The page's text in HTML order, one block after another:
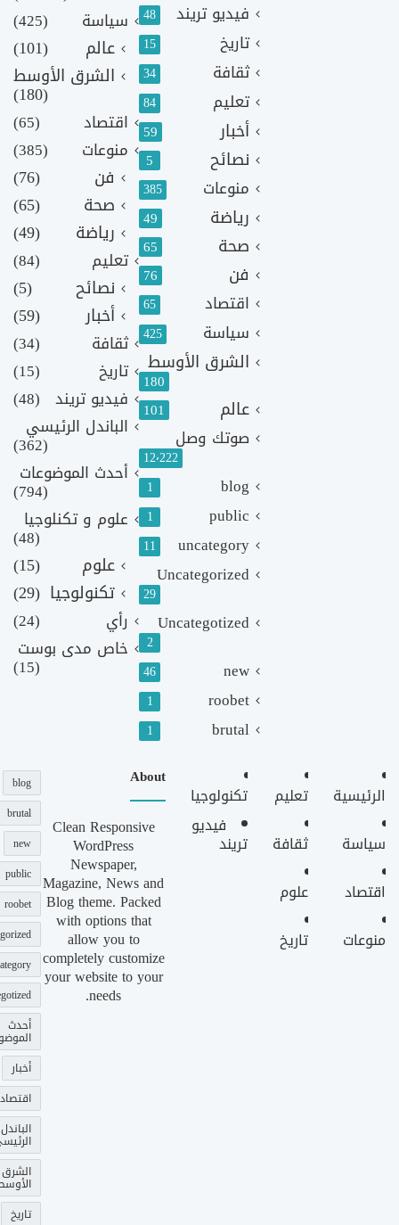
فيديو تريند 48
تاريخ 15
ثقافة 34
تعليم 84
أخبار 59
نصائح 5
منوعات 385
رياضة 49
صحة 65
فن 76
اقتصاد 65
سياسة 425
الشرق الأوسط
180
عالم 101
صوتك وصل
12٬222
blog
1
public
1
uncategory
11
Uncategorized
29
Uncategotized
2
new
46
roobet
1
brutal
1
سياسة
(425)
عالم
(101)
الشرق الأوسط
(180)
اقتصاد
(65)
منوعات
(385)
فن
(76)
صحة
(65)
رياضة
(49)
تعليم (84)
نصائح
(5)
أخبار
(59)
ثقافة
(34)
تاريخ
(15)
فيديو تريند (48)
الباندل الرئيسي
(362)
أحدث الموضوعات
(794)
علوم و تكنلوجيا
(48)
علوم
(15)
تكنولوجيا (29)
رأي
(24)
خاص مدى بوست
(15)
الرئيسية
سياسة
اقتصاد
منوعات
تعليم
ثقافة
علوم
تاريخ
تكنولوجيا
فيديو
تريند
About
Clean Responsive
WordPress
Newspaper,
Magazine, News and
Blog theme. Packed
with options that
allow you to
completely customize
your website to your
needs.
blog
brutal
new
public
roobet
أحدث
أخبار
اقتصاد
الباندل
الشرق
تاريخ